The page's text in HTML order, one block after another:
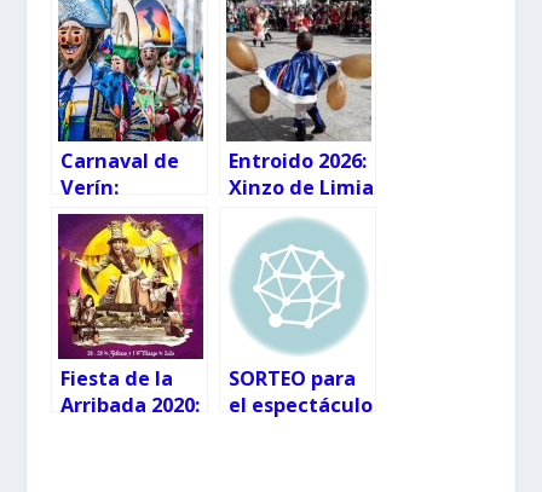
Carnaval de
Verín:
programación
2026
Entroido 2026:
Xinzo de Limia
celebra su
Fiesta de
Interés
Turístico
Internacional
Fiesta de la
Arribada 2020:
SORTEO para
el espectáculo